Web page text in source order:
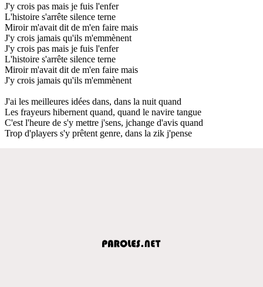
J'y crois pas mais je fuis l'enfer
L'histoire s'arrête silence terne
Miroir m'avait dit de m'en faire mais
J'y crois jamais qu'ils m'emmènent
J'y crois pas mais je fuis l'enfer
L'histoire s'arrête silence terne
Miroir m'avait dit de m'en faire mais
J'y crois jamais qu'ils m'emmènent
J'ai les meilleures idées dans, dans la nuit quand
Les frayeurs hibernent quand, quand le navire tangue
C'est l'heure de s'y mettre j'sens, jchange d'avis quand
Trop d'players s'y prêtent genre, dans la zik j'pense